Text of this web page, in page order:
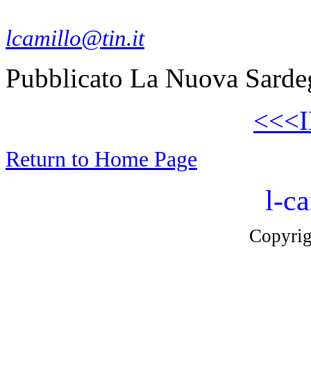
lcamillo@tin.it
Pubblicato La Nuova
Return to Home Page
l-